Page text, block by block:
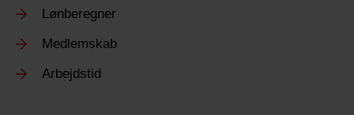
Lønberegner
Medlemskab
Arbejdstid